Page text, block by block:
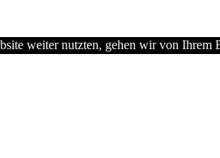
weiter nutzten, gehen wir von Ihrem